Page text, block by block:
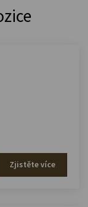
Zjistěte více